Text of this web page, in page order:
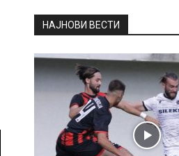
НАЈНОВИ ВЕСТИ